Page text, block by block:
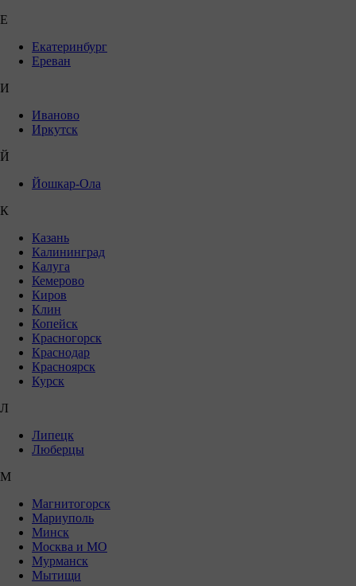
Е
Екатеринбург
Ереван
И
Иваново
Иркутск
Й
Йошкар-Ола
К
Казань
Калининград
Калуга
Кемерово
Киров
Клин
Копейск
Красногорск
Краснодар
Красноярск
Курск
Л
Липецк
Люберцы
М
Магнитогорск
Мариуполь
Минск
Москва и МО
Мурманск
Мытищи